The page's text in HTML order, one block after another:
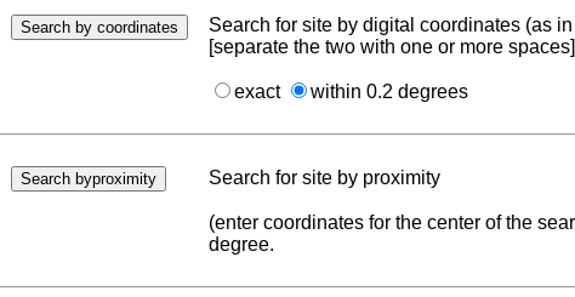
Search for site by digital coordinates (as
[separate the two with one or more spaces]
exact within 0.2 degrees
Search for site by proximity
(enter coordinates for the center of the
degree.